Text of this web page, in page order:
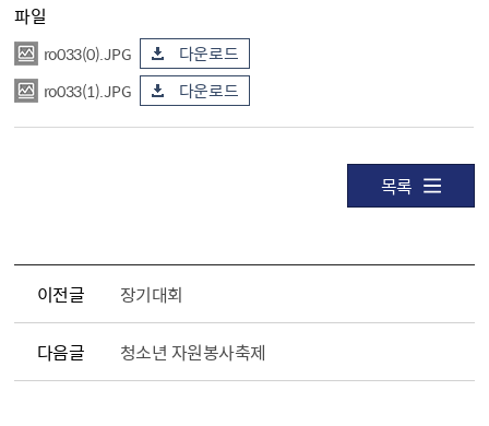
파일
ro033(0).JPG
다운로드
ro033(1).JPG
다운로드
목록
이전글 장기대회
다음글 청소년 자원봉사축제